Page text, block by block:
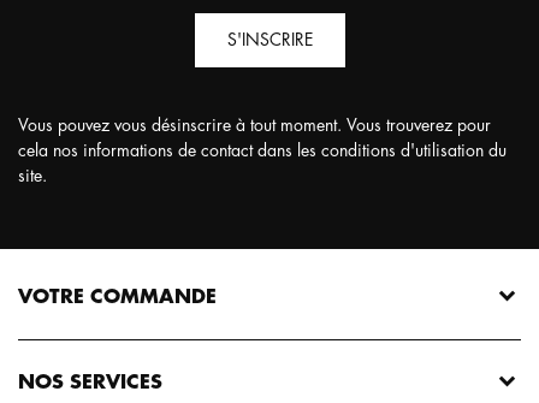
S'INSCRIRE
Vous pouvez vous désinscrire à tout moment. Vous trouverez pour
cela nos informations de contact dans les conditions d'utilisation du
site.
VOTRE COMMANDE
NOS SERVICES